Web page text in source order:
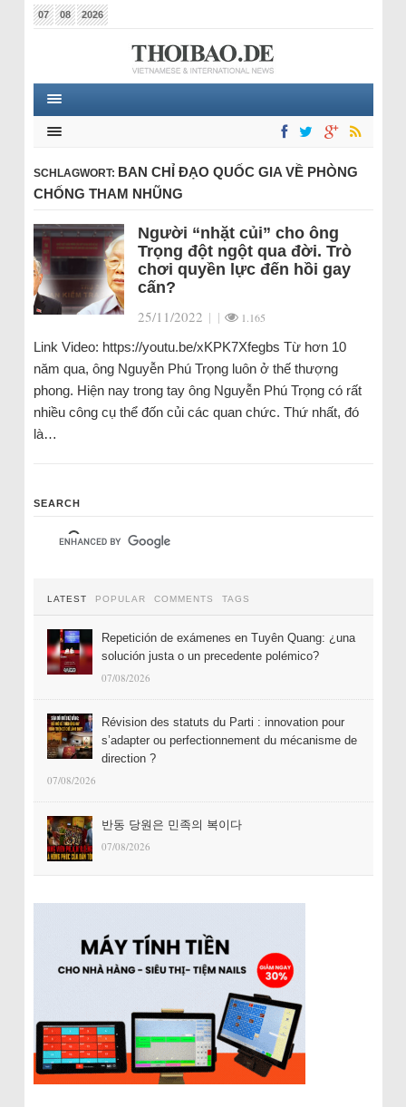
07 08 2026
SCHLAGWORT: BAN CHỈ ĐẠO QUỐC GIA VỀ PHÒNG
CHỐNG THAM NHŨNG
Người “nhặt củi” cho ông
Trọng đột ngột qua đời. Trò
chơi quyền lực đến hồi gay
cấn?
25/11/2022 | | 1.165
Link Video: https://youtu.be/xKPK7Xfegbs Từ hơn 10
năm qua, ông Nguyễn Phú Trọng luôn ở thế thượng
phong. Hiện nay trong tay ông Nguyễn Phú Trọng có rất
nhiều công cụ thể đốn củi các quan chức. Thứ nhất, đó
là…
SEARCH
LATEST POPULAR COMMENTS TAGS
Repetición de exámenes en Tuyên Quang: ¿una
solución justa o un precedente polémico?
07/08/2026
Révision des statuts du Parti : innovation pour
s’adapter ou perfectionnement du mécanisme de
direction ?
07/08/2026
반동 당원은 민족의 복이다
07/08/2026